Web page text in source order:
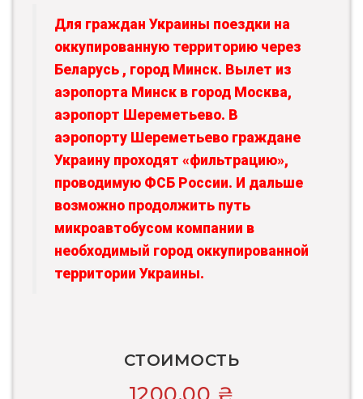
Для граждан Украины поездки на
оккупированную территорию через
Беларусь , город Минск. Вылет из
аэропорта Минск в город Москва,
аэропорт Шереметьево. В
аэропорту Шереметьево граждане
Украину проходят «фильтрацию»,
проводимую ФСБ России. И дальше
возможно продолжить путь
микроавтобусом компании в
необходимый город оккупированной
территории Украины.
СТОИМОСТЬ